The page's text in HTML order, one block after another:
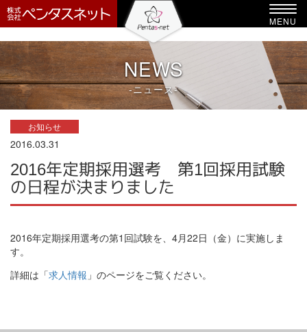
-->
MENU
NEWS
-ニュース-
お知らせ
2016.03.31
2016年定期採用選考 第1回採用試験
の日程が決まりました
2016年定期採用選考の第1回試験を、4月22日（金）に実施しま
す。
詳細は「求人情報 」のページをご覧ください。